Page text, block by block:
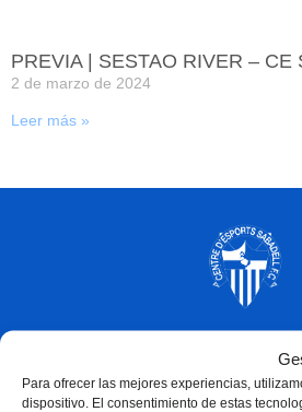
Para ofrecer las mejores experiencias,
dispositivo. El consentimiento de estas
PREVIA | SESTAO RIVER – CE
2 de marzo de 2024
Leer más »